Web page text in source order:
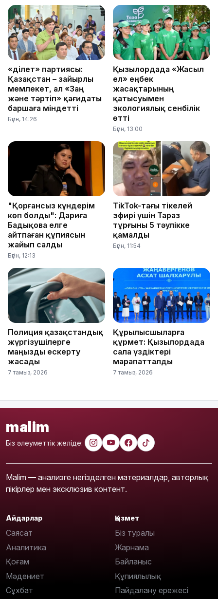
«Әділет» партиясы:
Қазақстан – зайырлы
мемлекет, ал «Заң
және тәртіп» қағидаты
баршаға міндетті
Бүгін, 14:26
Қызылордада «Жасыл
ел» еңбек
жасақтарының
қатысуымен
экологиялық сенбілік
өтті
Бүгін, 13:00
"Қорғансыз күндерім
көп болды": Дариға
Бадықова елге
айтпаған құпиясын
жайып салды
Бүгін, 12:13
TikTok-тағы тікелей
эфирі үшін Тараз
тұрғыны 5 тәулікке
қамалды
Бүгін, 11:54
Полиция қазақстандық
жүргізушілерге
маңызды ескерту
жасады
7 тамыз, 2026
Құрылысшыларға
құрмет: Қызылордада
сала үздіктері
марапатталды
7 тамыз, 2026
malim
Біз әлеуметтік желіде:
Malim — анализге негізделген материалдар, авторлық
пікірлер мен эксклюзив контент.
Айдарлар
Саясат
Аналитика
Қоғам
Мәдениет
Сұхбат
Қызмет
Біз туралы
Жарнама
Байланыс
Құпиялылық
Пайдалану ережесі